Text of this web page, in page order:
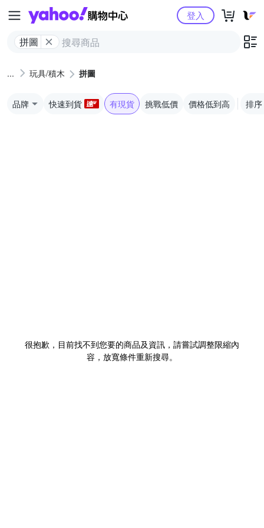
Yahoo購物中心
拼圖
登入
玩具/積木 拼圖
品牌 快速到貨 有現貨 挑戰低價 價格低到高 排序
很抱歉，目前找不到您要的商品及資訊，請嘗試調整限縮內
容，放寬條件重新搜尋。